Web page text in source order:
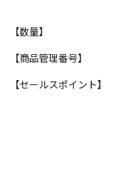
【数量】
【商品管理番号】
【セールスポイント】